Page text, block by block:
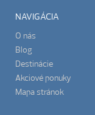
NAVIGÁCIA
O nás
Blog
Destinácie
Akciové ponuky
Mapa stránok